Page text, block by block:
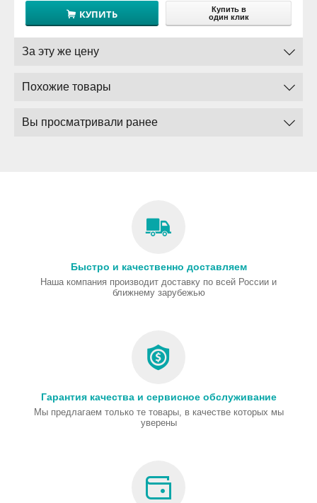
КУПИТЬ
Купить в
один клик
За эту же цену
Похожие товары
Вы просматривали ранее
Быстро и качественно доставляем
Наша компания производит доставку по всей России и
ближнему зарубежью
Гарантия качества и сервисное обслуживание
Мы предлагаем только те товары, в качестве которых мы
уверены